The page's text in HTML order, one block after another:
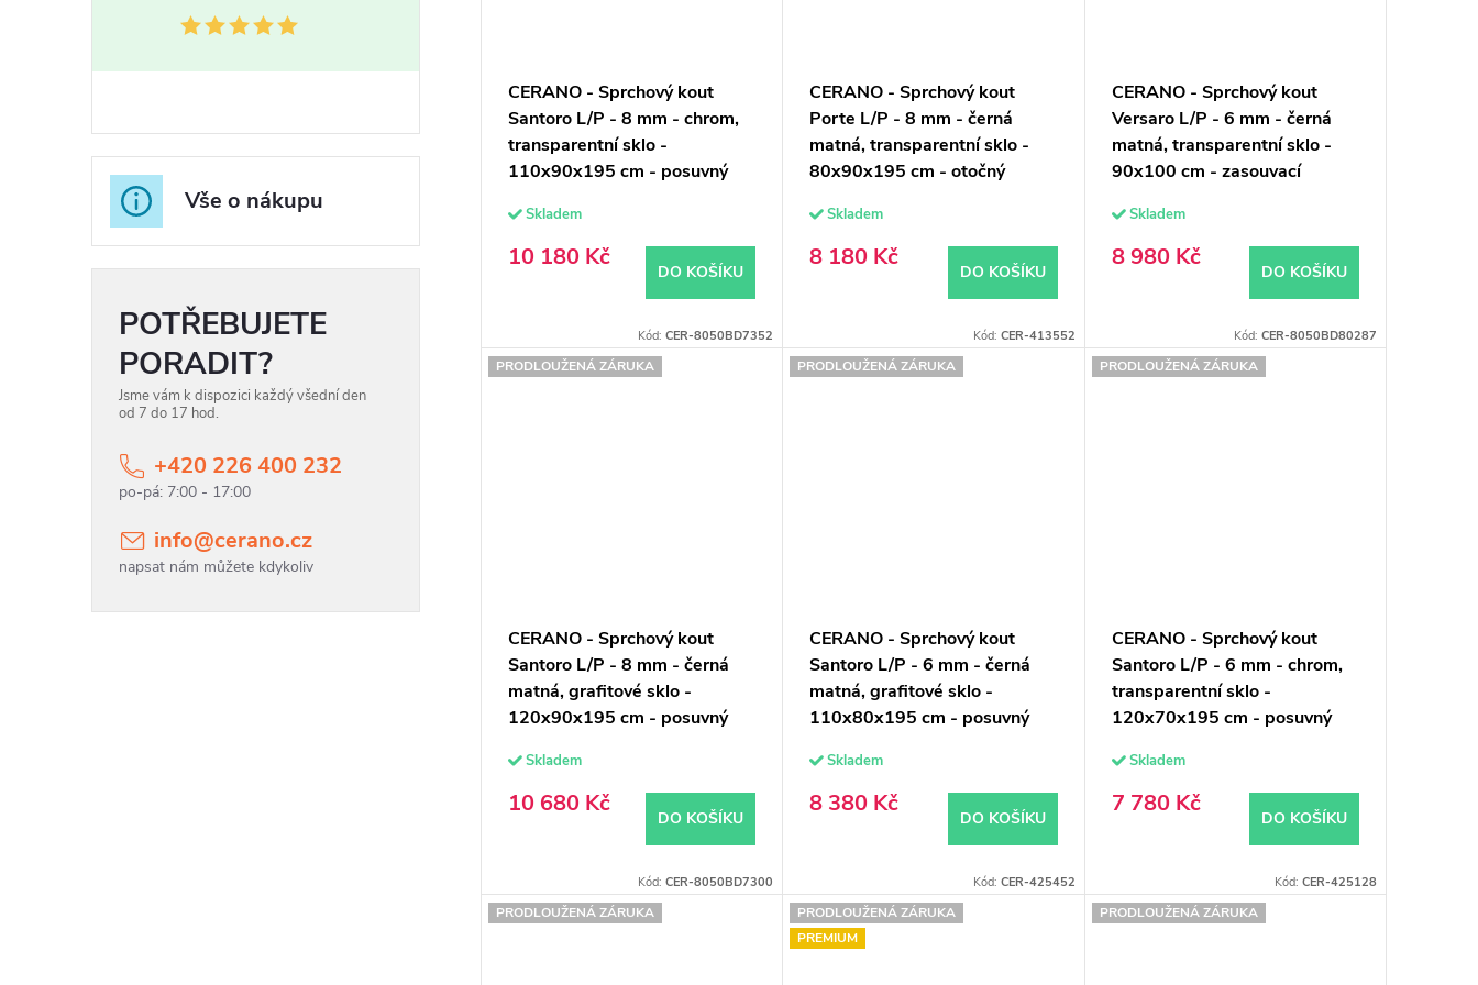
Vše o nákupu
POTŘEBUJETE
PORADIT?
Jsme vám k dispozici každý všední den
od 7 do 17 hod.
info@cerano.cz
+420 226 400 232
CERANO - Sprchový kout
Santoro L/P - 8 mm - chrom,
transparentní sklo -
110x90x195 cm - posuvný
Skladem
10 180 Kč
DO KOŠÍKU
Kód:CER-8050BD7352
CERANO - Sprchový kout
Porte L/P - 8 mm - černá
matná, transparentní sklo -
80x90x195 cm - otočný
Skladem
8 180 Kč
DO KOŠÍKU
Kód: CER-413552
CERANO - Sprchový kout
Versaro L/P - 6 mm - černá
matná, transparentní sklo -
90x100 cm - zasouvací
Skladem
8 980 Kč
DO KOŠÍKU
Kód: CER-8050BD80287
PRODLOUŽENÁ ZÁRUKA
CERANO - Sprchový kout
Santoro L/P - 8 mm - černá
matná, grafitové sklo -
120x90x195 cm - posuvný
Skladem
10 680 Kč
DO KOŠÍKU
Kód:CER-8050BD7300
PRODLOUŽENÁ ZÁRUKA
CERANO - Sprchový kout
Santoro L/P - 6 mm - černá
matná, grafitové sklo -
110x80x195 cm - posuvný
Skladem
8 380 Kč
DO KOŠÍKU
Kód: CER-425452
PRODLOUŽENÁ ZÁRUKA
CERANO - Sprchový kout
Santoro L/P - 6 mm - chrom,
transparentní sklo -
120x70x195 cm - posuvný
Skladem
7 780 Kč
DO KOŠÍKU
Kód: CER-425128
PRODLOUŽENÁ ZÁRUKA
PRODLOUŽENÁ ZÁRUKA
PREMIUM
PRODLOUŽENÁ ZÁRUKA